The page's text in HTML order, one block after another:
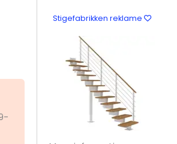
Stigefabrikken reklame